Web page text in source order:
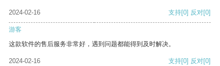
2024-02-16 支持[0] 反对[0]
游客
这款软件的售后服务非常好，遇到问题都能得到及时解决。
2024-02-16 支持[0] 反对[0]